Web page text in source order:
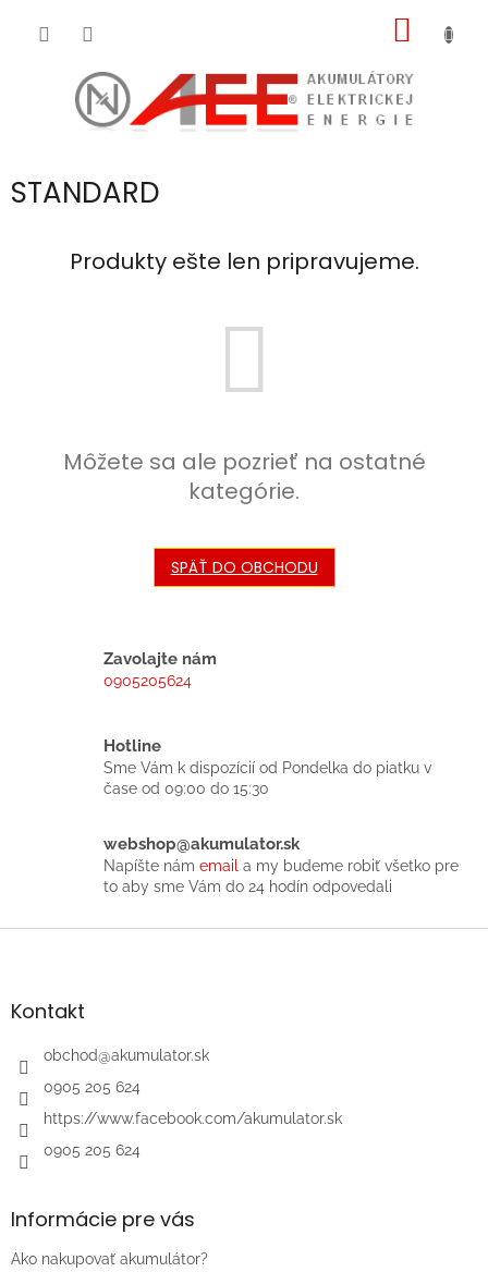
STANDARD
Produkty ešte len pripravujeme.
Môžete sa ale pozrieť na ostatné
kategórie.
SPÄŤ DO OBCHODU
Zavolajte nám
0905205624
Hotline
Sme Vám k dispozícií od Pondelka do piatku v
čase od 09:00 do 15:30
webshop@akumulator.sk
Napíšte nám email a my budeme robiť všetko pre
to aby sme Vám do 24 hodín odpovedali
Z
äKontakt
obchod@akumulator.sk
0905 205 624
https://www.facebook.com/akumulator.sk
0905 205 624
Informácie pre vás
Ako nakupovať akumulátor?